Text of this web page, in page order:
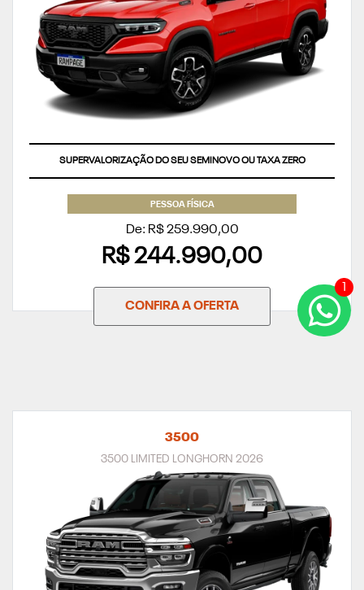
SUPERVALORIZAÇÃO DO SEU SEMINOVO OU TAXA ZERO
PESSOA FÍSICA
De: R$ 259.990,00
R$ 244.990,00
CONFIRA A OFERTA
3500
3500 LIMITED LONGHORN 2026